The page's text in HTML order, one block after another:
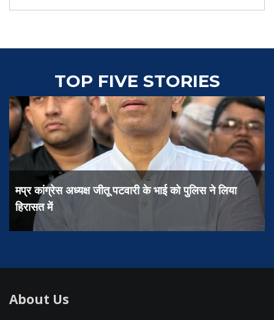
TOP FIVE STORIES
मप्र कांग्रेस अध्यक्ष जीतू पटवारी के भाई को पुलिस ने लिया
हिरासत में
About Us